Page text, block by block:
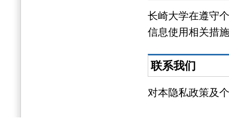
长崎大学在遵守
信息使用相关措
联系我们
对本隐私政策及